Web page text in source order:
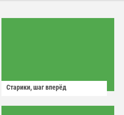
Старики, шаг вперёд